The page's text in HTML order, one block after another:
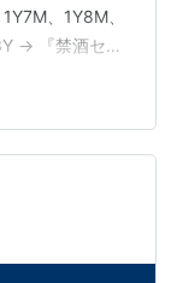
、1Y8M、
→ 『禁酒セラ
うかな」と思
Video『アナザ
孫を連れて遊び